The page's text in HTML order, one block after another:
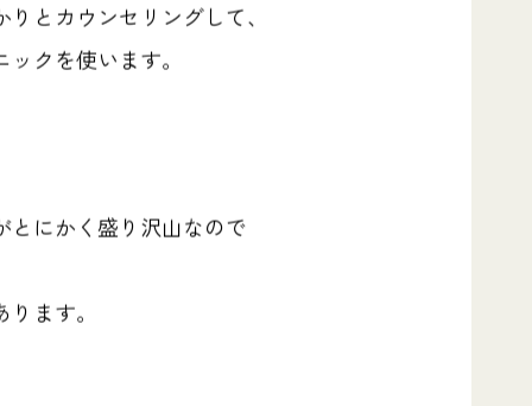
とカウンセリングして、
クを使います。
とにかく盛り沢山なので
ます。